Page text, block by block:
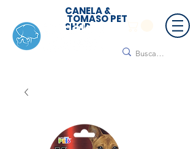
CANELA &
TOMASO PET
SHOP